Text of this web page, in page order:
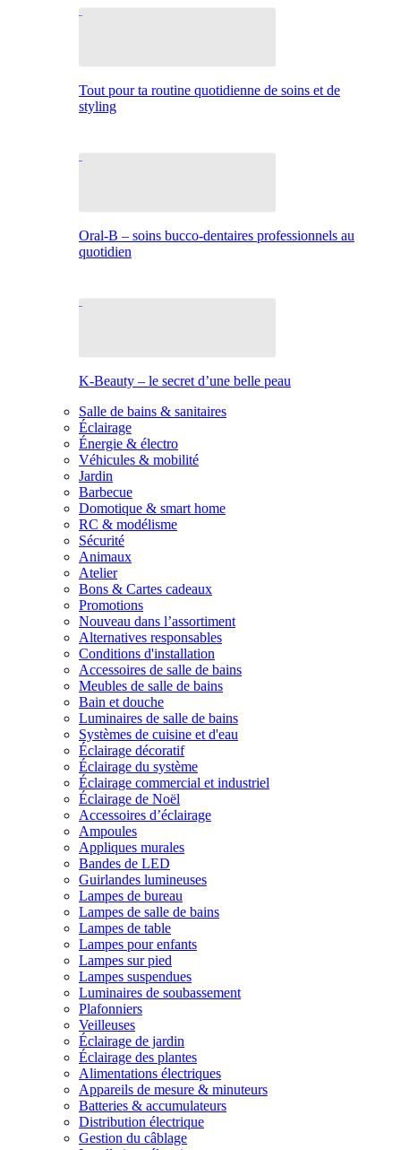
Tout pour ta routine quotidienne de soins et de
styling
Oral-B – soins bucco-dentaires professionnels au
quotidien
K-Beauty – le secret d’une belle peau
Salle de bains & sanitaires
Éclairage
Énergie & électro
Véhicules & mobilité
Jardin
Barbecue
Domotique & smart home
RC & modélisme
Sécurité
Animaux
Atelier
Bons & Cartes cadeaux
Promotions
Nouveau dans l’assortiment
Alternatives responsables
Conditions d'installation
Accessoires de salle de bains
Meubles de salle de bains
Bain et douche
Luminaires de salle de bains
Systèmes de cuisine et d'eau
Éclairage décoratif
Éclairage du système
Éclairage commercial et industriel
Éclairage de Noël
Accessoires d’éclairage
Ampoules
Appliques murales
Bandes de LED
Guirlandes lumineuses
Lampes de bureau
Lampes de salle de bains
Lampes de table
Lampes pour enfants
Lampes sur pied
Lampes suspendues
Luminaires de soubassement
Plafonniers
Veilleuses
Éclairage de jardin
Éclairage des plantes
Alimentations électriques
Appareils de mesure & minuteurs
Batteries & accumulateurs
Distribution électrique
Gestion du câblage